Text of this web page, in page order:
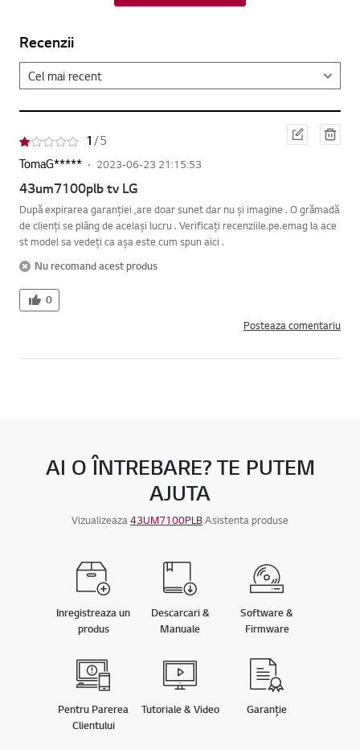
Recenzii
1 / 5
TomaG*****
2023-06-23 21:15:53
43um7100plb tv LG
După expirarea garanției ,are doar sunet dar nu și imagine . O grămadă
de clienți se plâng de același lucru . Verificați recenziile.pe.emag la ace
st model sa vedeți ca așa este cum spun aici .
Nu recomand acest produs
Edit
are
Ster
ge
0
Posteaza comentariu
AI O ÎNTREBARE? TE PUTEM
AJUTA
Vizualizeaza43UM7100PLBAsistenta produse
Inregistreaza un
produs
Descarcari &
Manuale
Software &
Firmware
Pentru Parerea
Clientului
Tutoriale & Video Garanție